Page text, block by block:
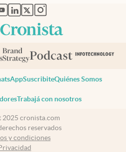
en nueva pestaña
abre en nueva pestaña
abre en nueva pestaña
abre en nueva pestaña
abre en nueva pestaña
SuscribiteQuiénes Somos
Trabajá con nosotros
cronista.com
reservados
y condiciones